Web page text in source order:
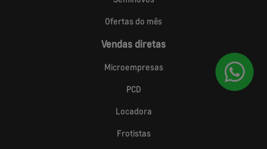
Ofertas do mês
Vendas diretas
Microempresas
PCD
Locadora
Frotistas